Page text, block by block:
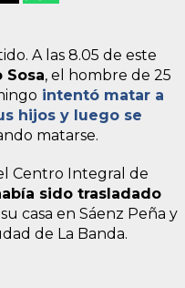
A las 8.05 de este
Sosa, el hombre de 25
intentó matar a
hijos y luego se
matarse.
Centro Integral de
sido trasladado
casa en Sáenz Peña y
de La Banda.